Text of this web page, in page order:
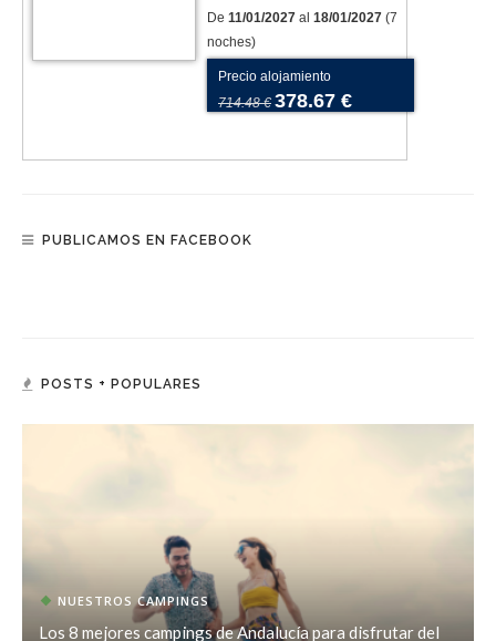
De 11/01/2027 al 18/01/2027 (7
noches)
Precio alojamiento
714.48 € 378.67 €
PUBLICAMOS EN FACEBOOK
POSTS + POPULARES
NUESTROS CAMPINGS
Los 8 mejores campings de Andalucía para disfrutar del